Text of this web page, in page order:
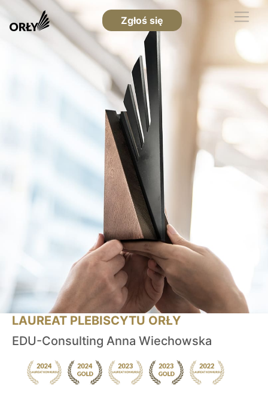
Zgłoś się
LAUREAT PLEBISCYTU ORŁY
EDU-Consulting Anna Wiechowska